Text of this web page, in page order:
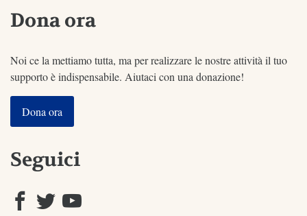
Dona ora
Noi ce la mettiamo tutta, ma per realizzare le nostre attività il tuo
supporto è indispensabile. Aiutaci con una donazione!
Dona ora
Seguici